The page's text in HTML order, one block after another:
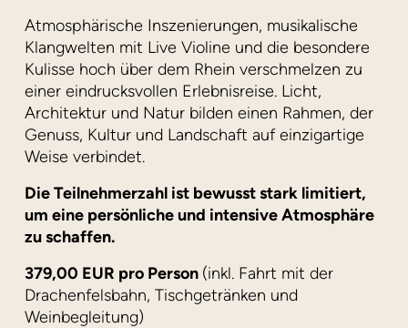
Atmosphärische Inszenierungen, musikalische
Klangwelten mit Live Violine und die besondere
Kulisse hoch über dem Rhein verschmelzen zu
einer eindrucksvollen Erlebnisreise. Licht,
Architektur und Natur bilden einen Rahmen, der
Genuss, Kultur und Landschaft auf einzigartige
Weise verbindet.
Die Teilnehmerzahl ist bewusst stark limitiert,
um eine persönliche und intensive Atmosphäre
zu schaffen.
379,00 EUR pro Person (inkl. Fahrt mit der
Drachenfelsbahn, Tischgetränken und
Weinbegleitung)